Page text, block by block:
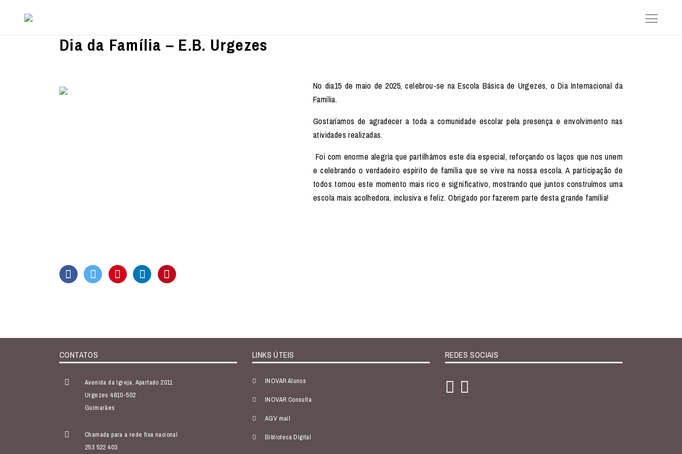
Dia da Família – E.B. Urgezes
No dia15 de maio de 2025, celebrou-se na Escola Básica de Urgezes, o Dia Internacional da
Família.
Gostaríamos de agradecer a toda a comunidade escolar pela presença e envolvimento nas
atividades realizadas.
Foi com enorme alegria que partilhámos este dia especial, reforçando os laços que nos unem
e celebrando o verdadeiro espírito de família que se vive na nossa escola. A participação de
todos tornou este momento mais rico e significativo, mostrando que juntos construímos uma
escola mais acolhedora, inclusiva e feliz. Obrigado por fazerem parte desta grande família!
CONTATOS
Avenida da Igreja, Apartado 2011
Urgezes 4810-502
Guimarães
Chamada para a rede fixa nacional
253 522 403
LINKS ÚTEIS
INOVAR Alunos
INOVAR Consulta
AGV mail
Biblioteca Digital
REDES SOCIAIS